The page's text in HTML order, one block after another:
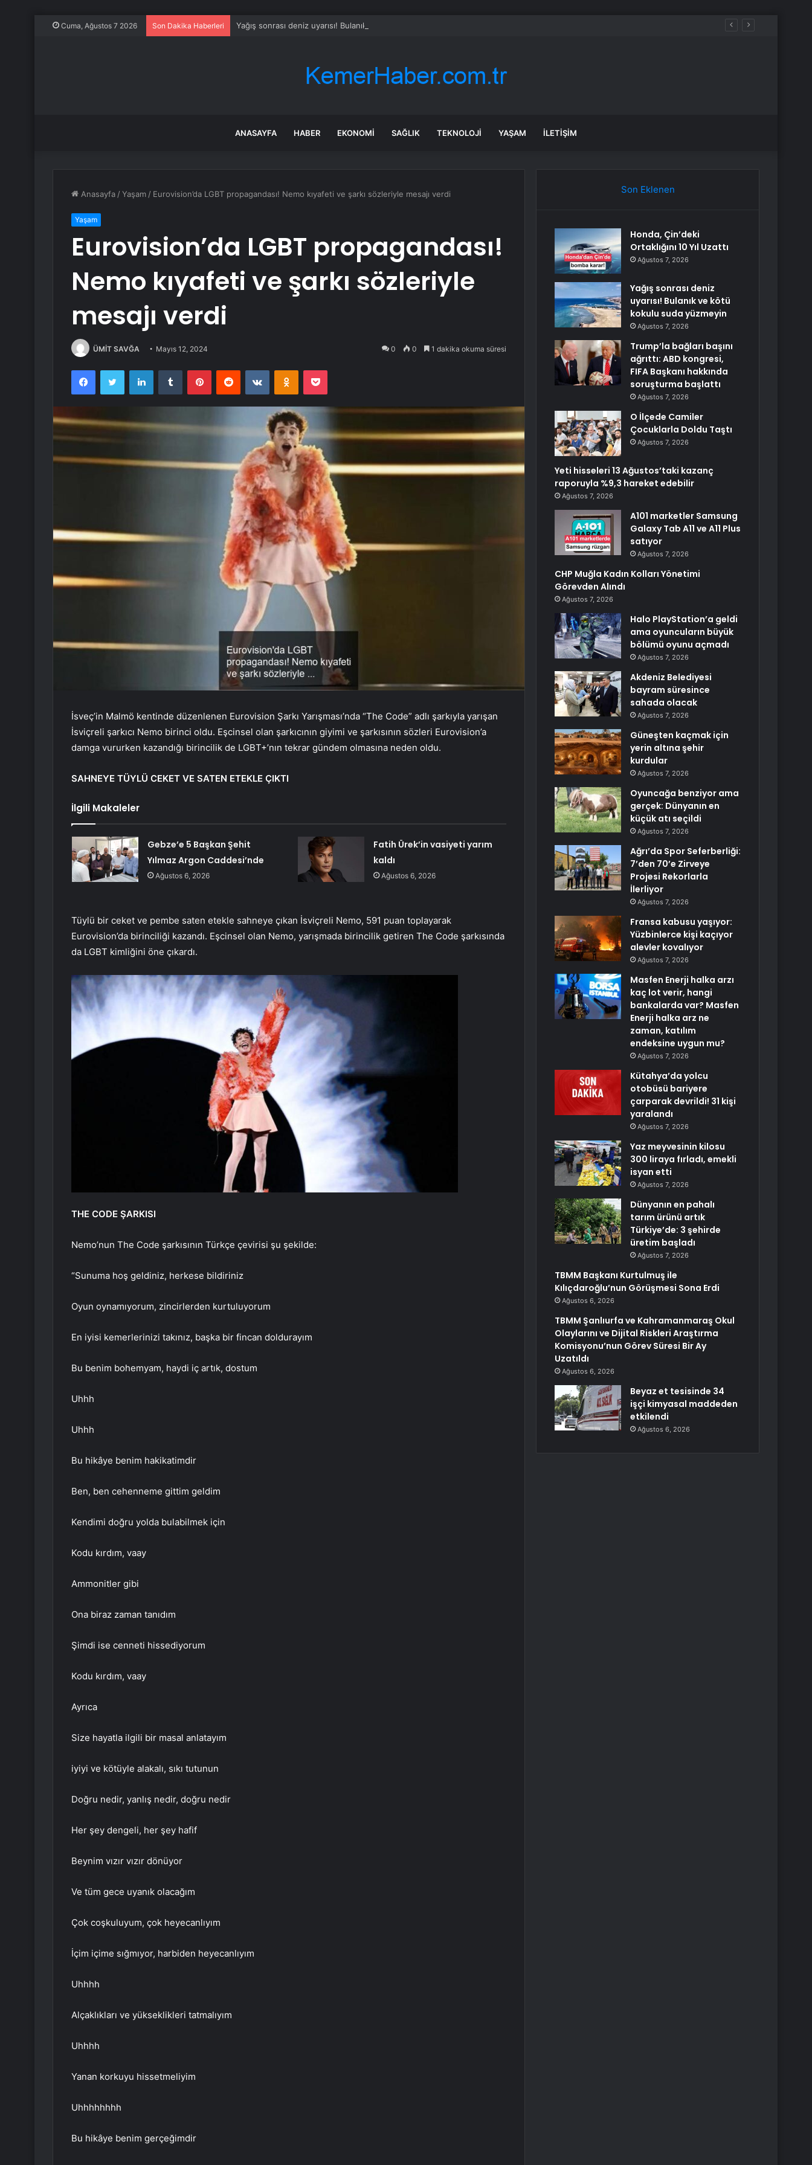
Cuma, Ağustos 7 2026 Son Dakika Haberleri Yağış sonrası deniz uyarısı! Bulanık ve kötü kokulu suda yüzmeyin
ANASAYFA HABER EKONOMI SAĞLIK TEKNOLOJI YAŞAM İLETIŞIM
Anasayfa /Yaşam / Eurovision’da LGBT propagandası! Nemo kıyafeti ve şarkı sözleriyle mesajı verdi
Yaşam
Eurovision’da LGBT propagandası!
Nemo kıyafeti ve şarkı sözleriyle
mesajı verdi
ÜMİT SAVĞA Mayıs 12, 2024 0 0 1 dakika okuma süresi
FacebookTwitter LinkedInTumblr PinterestReddit VKontakteOdnoklassniki
Pocket
İsveç’in Malmö kentinde düzenlenen Eurovision Şarkı Yarışması’nda “The Code” adlı şarkıyla yarışan
İsviçreli şarkıcı Nemo birinci oldu. Eşcinsel olan şarkıcının giyimi ve şarkısının sözleri Eurovision’a
damga vururken kazandığı birincilik de LGBT+’nın tekrar gündem olmasına neden oldu.
SAHNEYE TÜYLÜ CEKET VE SATEN ETEKLE ÇIKTI
İlgili Makaleler
Gebze’e 5 Başkan Şehit
Yılmaz Argon Caddesi’nde
Ağustos 6, 2026
Fatih Ürek’in vasiyeti yarım
kaldı
Ağustos 6, 2026
Tüylü bir ceket ve pembe saten etekle sahneye çıkan İsviçreli Nemo, 591 puan toplayarak
Eurovision’da birinciliği kazandı. Eşcinsel olan Nemo, yarışmada birincilik getiren The Code şarkısında
da LGBT kimliğini öne çıkardı.
THE CODE ŞARKISI
Nemo’nun The Code şarkısının Türkçe çevirisi şu şekilde:
“Sunuma hoş geldiniz, herkese bildiriniz
Oyun oynamıyorum, zincirlerden kurtuluyorum
En iyisi kemerlerinizi takınız, başka bir fincan doldurayım
Bu benim bohemyam, haydi iç artık, dostum
Uhhh
Uhhh
Bu hikâye benim hakikatimdir
Ben, ben cehenneme gittim geldim
Kendimi doğru yolda bulabilmek için
Kodu kırdım, vaay
Ammonitler gibi
Ona biraz zaman tanıdım
Şimdi ise cenneti hissediyorum
Kodu kırdım, vaay
Ayrıca
Size hayatla ilgili bir masal anlatayım
iyiyi ve kötüyle alakalı, sıkı tutunun
Doğru nedir, yanlış nedir, doğru nedir
Her şey dengeli, her şey hafif
Beynim vızır vızır dönüyor
Ve tüm gece uyanık olacağım
Çok coşkuluyum, çok heyecanlıyım
İçim içime sığmıyor, harbiden heyecanlıyım
Uhhhh
Alçaklıkları ve yükseklikleri tatmalıyım
Uhhhh
Yanan korkuyu hissetmeliyim
Uhhhhhhhh
Bu hikâye benim gerçeğimdir
Son Eklenen
Honda, Çin’deki
Ortaklığını 10 Yıl Uzattı
Ağustos 7, 2026
Yağış sonrası deniz
uyarısı! Bulanık ve kötü
kokulu suda yüzmeyin
Ağustos 7, 2026
Trump’la bağları başını
ağrıttı: ABD kongresi,
FIFA Başkanı hakkında
soruşturma başlattı
Ağustos 7, 2026
O İlçede Camiler
Çocuklarla Doldu Taştı
Ağustos 7, 2026
Yeti hisseleri 13 Ağustos’taki kazanç
raporuyla %9,3 hareket edebilir
Ağustos 7, 2026
A101 marketler Samsung
Galaxy Tab A11 ve A11 Plus
satıyor
Ağustos 7, 2026
CHP Muğla Kadın Kolları Yönetimi
Görevden Alındı
Ağustos 7, 2026
Halo PlayStation’a geldi
ama oyuncuların büyük
bölümü oyunu açmadı
Ağustos 7, 2026
Akdeniz Belediyesi
bayram süresince
sahada olacak
Ağustos 7, 2026
Güneşten kaçmak için
yerin altına şehir
kurdular
Ağustos 7, 2026
Oyuncağa benziyor ama
gerçek: Dünyanın en
küçük atı seçildi
Ağustos 7, 2026
Ağrı’da Spor Seferberliği:
7’den 70’e Zirveye
Projesi Rekorlarla
İlerliyor
Ağustos 7, 2026
Fransa kabusu yaşıyor:
Yüzbinlerce kişi kaçıyor
alevler kovalıyor
Ağustos 7, 2026
Masfen Enerji halka arzı
kaç lot verir, hangi
bankalarda var? Masfen
Enerji halka arz ne
zaman, katılım
endeksine uygun mu?
Ağustos 7, 2026
Kütahya’da yolcu
otobüsü bariyere
çarparak devrildi! 31 kişi
yaralandı
Ağustos 7, 2026
Yaz meyvesinin kilosu
300 liraya fırladı, emekli
isyan etti
Ağustos 7, 2026
Dünyanın en pahalı
tarım ürünü artık
Türkiye’de: 3 şehirde
üretim başladı
Ağustos 7, 2026
TBMM Başkanı Kurtulmuş ile
Kılıçdaroğlu’nun Görüşmesi Sona Erdi
Ağustos 6, 2026
TBMM Şanlıurfa ve Kahramanmaraş Okul
Olaylarını ve Dijital Riskleri Araştırma
Komisyonu’nun Görev Süresi Bir Ay
Uzatıldı
Ağustos 6, 2026
Beyaz et tesisinde 34
işçi kimyasal maddeden
etkilendi
Ağustos 6, 2026